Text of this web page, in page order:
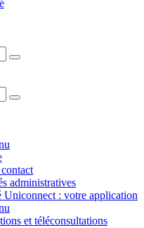
administratives
Uniconnect : votre application
et téléconsultations